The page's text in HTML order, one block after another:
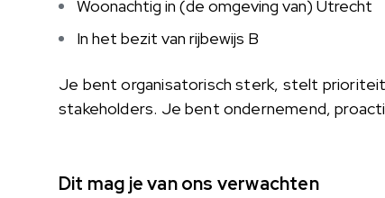
Woonachtig in (de omgeving van) Utrecht
In het bezit van rijbewijs B
Je bent organisatorisch sterk, stelt
stakeholders. Je bent ondernemend,
Dit mag je van ons verwachten